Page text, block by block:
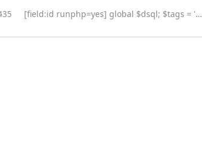
[field:id runphp=yes] global $dsql; $tags = ''; $query = "SELECT tag FROM `#@__taglist` WHERE aid='@me' "; $dsql->Execute('tag',$query); while($row = $dsql->GetArray('tag')) { $tags .= "#